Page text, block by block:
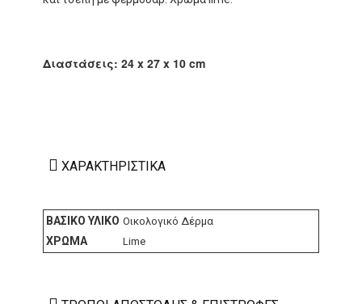
Διαστάσεις: 24 x 27 x 10 cm
ΧΑΡΑΚΤΗΡΙΣΤΙΚΆ
ΒΑΣΙΚΌ ΥΛΙΚΌ Οικολογικό Δέρμα
ΧΡΏΜΑ Lime